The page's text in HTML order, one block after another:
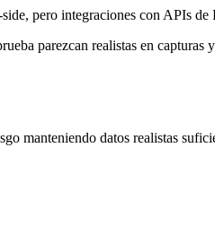
pero integraciones con APIs
parezcan realistas en
manteniendo datos realistas